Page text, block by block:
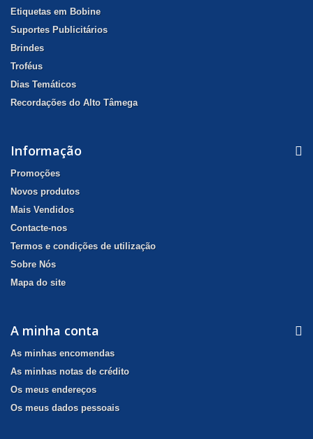
Etiquetas em Bobine
Suportes Publicitários
Brindes
Troféus
Dias Temáticos
Recordações do Alto Tâmega
Informação
Promoções
Novos produtos
Mais Vendidos
Contacte-nos
Termos e condições de utilização
Sobre Nós
Mapa do site
A minha conta
As minhas encomendas
As minhas notas de crédito
Os meus endereços
Os meus dados pessoais